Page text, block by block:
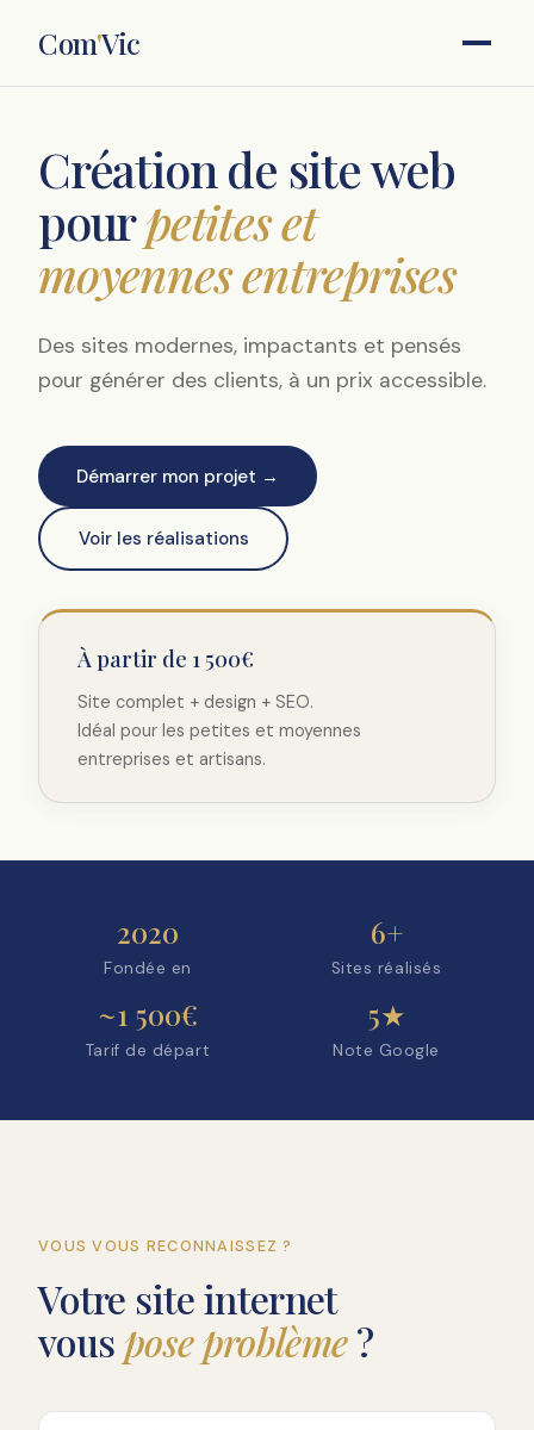
Com'Vic
Création de site web
pourpetites et
moyennes entreprises
Des sites modernes, impactants et pensés
pour générer des clients, à un prix accessible.
Démarrer mon projet →
Voir les réalisations
À partir de 1 500€
Site complet + design + SEO.
Idéal pour les petites et moyennes
entreprises et artisans.
2020
Fondée en
6+
Sites réalisés
~1 500€
Tarif de départ
5★
Note Google
VOUS VOUS RECONNAISSEZ ?
Votre site internet
vouspose problème?